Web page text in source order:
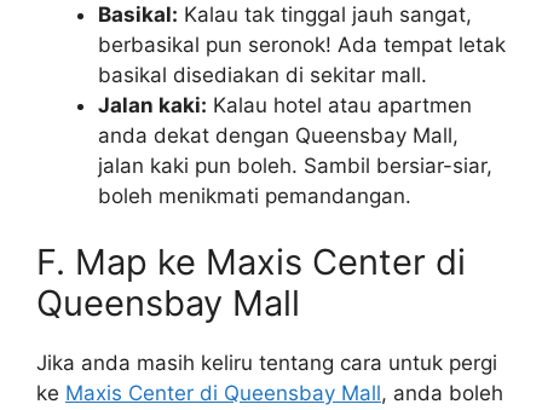
Basikal: Kalau tak tinggal jauh sangat,
berbasikal pun seronok! Ada tempat letak
basikal disediakan di sekitar mall.
Jalan kaki: Kalau hotel atau apartmen
anda dekat dengan Queensbay Mall,
jalan kaki pun boleh. Sambil bersiar-siar,
boleh menikmati pemandangan.
F. Map ke Maxis Center di
Queensbay Mall
Jika anda masih keliru tentang cara untuk pergi
ke Maxis Center di Queensbay Mall, anda boleh